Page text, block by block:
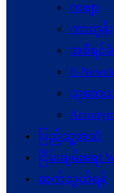
ကဗျာ
ကာတွန်း
အစီရင်ခံ
E-
သုတေသ
ပြည်သူ့အသံ
ငြိမ်းချမ်းရေး
ဆက်သွယ်ရန်